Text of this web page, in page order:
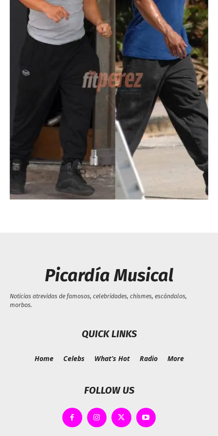
Escandalos,Morbo,
Picardía Musical
Noticias atrevidas de famosos, celebridades, chismes, escándalos,
morbos.
QUICK LINKS
Home Celebs What’s Hot Radio More
FOLLOW US